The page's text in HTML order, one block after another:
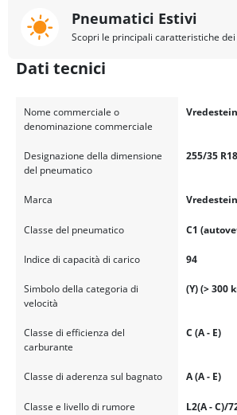
Pneumatici Estivi
Scopri le principali caratteristiche
Dati tecnici
Nome commerciale o
denominazione commerciale
Vredestein
Designazione della dimensione
del pneumatico
255/35 R18
Marca Vredestein
Classe del pneumatico C1
Indice di capacità di carico 94
Simbolo della categoria di
velocità
(Y) (> 300
Classe di efficienza del
carburante
C (A - E)
Classe di aderenza sul bagnato A (A - E)
Classe e livello di rumore
L2(A - C)/